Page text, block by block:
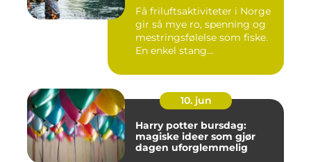
Få friluftsaktiviteter i Norge
gir så mye ro, spenning og
mestringsfølelse som fiske.
En enkel stang...
10. jun
Harry potter bursdag:
magiske ideer som gjør
dagen uforglemmelig